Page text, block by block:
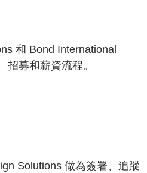
和 Bond International
招募和薪資流程。
Solutions 做為簽署、追蹤